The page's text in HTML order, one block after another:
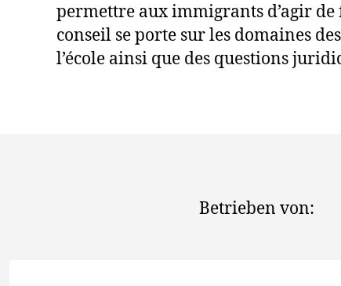
permettre aux immigrants d’agir de
conseil se porte sur les domaines
l’école ainsi que des questions
Betrieben von: